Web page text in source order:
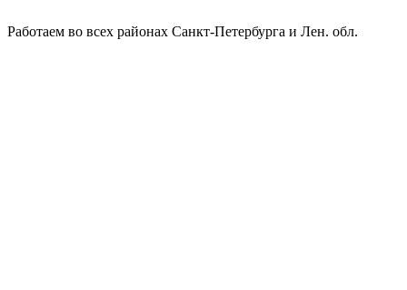
Работаем во всех районах Санкт-Петербурга и Лен. обл.